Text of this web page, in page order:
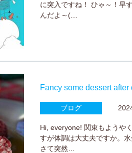
に突入ですね！ ひゃ～！早
んだよ～(…
Fancy some dessert after
ブログ
Hi, everyone! 関東もようや
すが体調は大丈夫ですか。
さて突然…